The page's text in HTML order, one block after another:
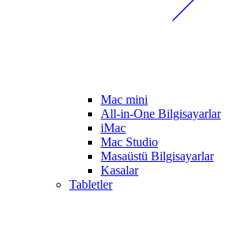
Mac mini
All-in-One Bilgisayarlar
iMac
Mac Studio
Masaüstü Bilgisayarlar
Kasalar
Tabletler